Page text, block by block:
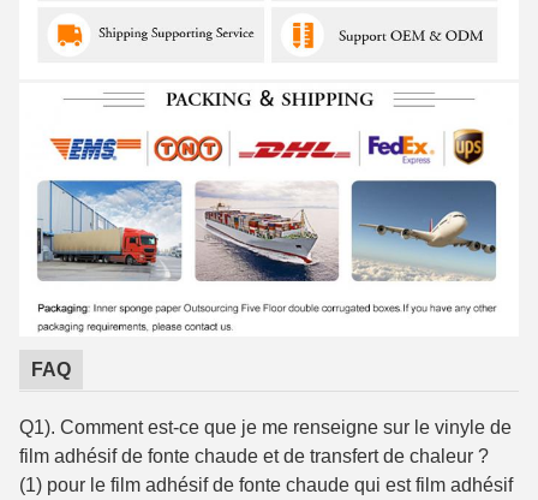
FAQ
Q1). Comment est-ce que je me renseigne sur le vinyle de
film adhésif de fonte chaude et de transfert de chaleur ?
(1) pour le film adhésif de fonte chaude qui est film adhésif